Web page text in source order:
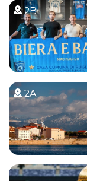
2B
2A